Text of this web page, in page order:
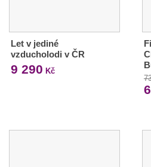
Let v jediné
vzducholodi v ČR
9 290 Kč